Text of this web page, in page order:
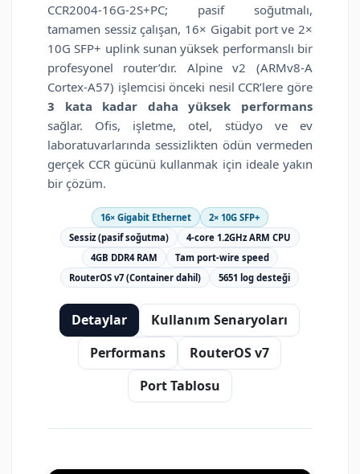
CCR2004-16G-2S+PC; pasif soğutmalı,
tamamen sessiz çalışan, 16× Gigabit port ve 2×
10G SFP+ uplink sunan yüksek performanslı bir
profesyonel router’dır. Alpine v2 (ARMv8-A
Cortex-A57) işlemcisi önceki nesil CCR’lere göre
3 kata kadar daha yüksek performans
sağlar. Ofis, işletme, otel, stüdyo ve ev
laboratuvarlarında sessizlikten ödün vermeden
gerçek CCR gücünü kullanmak için ideale yakın
bir çözüm.
16× Gigabit Ethernet
2× 10G SFP+
Sessiz (pasif soğutma)
4-core 1.2GHz ARM CPU
4GB DDR4 RAM
Tam port-wire speed
RouterOS v7 (Container dahil)
5651 log desteği
Detaylar
Kullanım Senaryoları
Performans
RouterOS v7
Port Tablosu